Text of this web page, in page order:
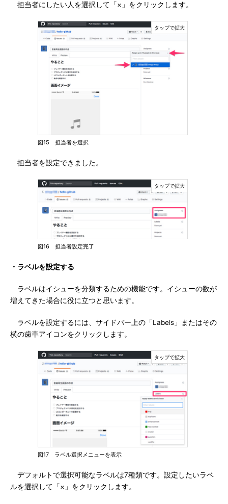
担当者にしたい人を選択して「×」をクリックします。
図15 担当者を選択
担当者を設定できました。
図16 担当者設定完了
・ラベルを設定する
ラベルはイシューを分類するための機能です。イシューの数が
増えてきた場合に役に立つと思います。
ラベルを設定するには、サイドバー上の「Labels」またはその
横の歯車アイコンをクリックします。
図17 ラベル選択メニューを表示
デフォルトで選択可能なラベルは7種類です。設定したいラベ
ルを選択して「×」をクリックします。